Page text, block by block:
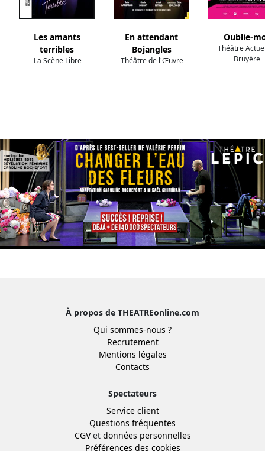
Les amants
terribles
La Scène Libre
En attendant
Bojangles
Théâtre de l'Œuvre
Oublie-
Théâtre
Bruyère
À propos de THEATREonline.com
Qui sommes-nous ?
Recrutement
Mentions légales
Contacts
Spectateurs
Service client
Questions fréquentes
CGVet données personnelles
Préférences des cookies